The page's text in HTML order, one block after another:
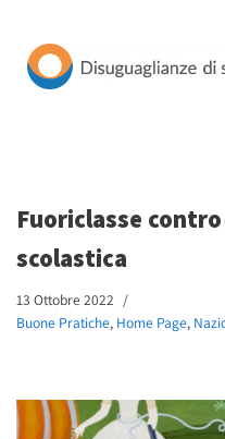
Vai
Fuoriclasse
scolastica
13 Ottobre 2022
Buone Pratiche, Home Page,